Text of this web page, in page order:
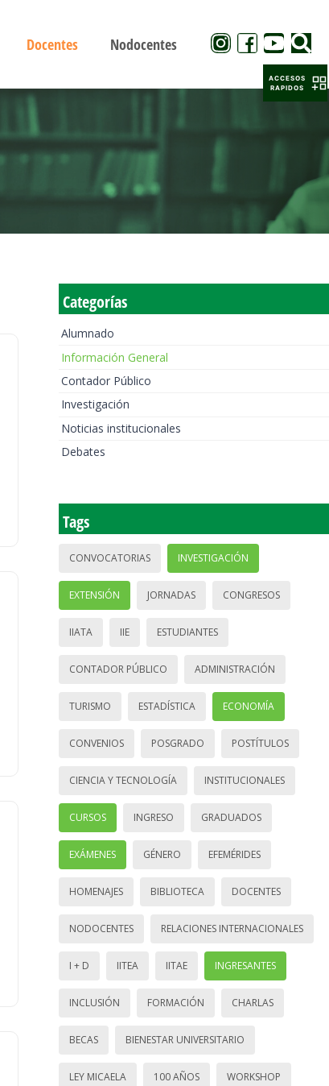
Docentes Nodocentes
Categorías
Alumnado
Información General
Contador Público
Investigación
Noticias institucionales
Debates
Tags
CONVOCATORIAS INVESTIGACIÓN
EXTENSIÓN JORNADAS CONGRESOS
IIATA IIE ESTUDIANTES
CONTADOR PÚBLICO ADMINISTRACIÓN
TURISMO ESTADÍSTICA ECONOMÍA
CONVENIOS POSGRADO POSTÍTULOS
CIENCIA Y TECNOLOGÍA INSTITUCIONALES
CURSOS INGRESO GRADUADOS
EXÁMENES GÉNERO EFEMÉRIDES
HOMENAJES BIBLIOTECA DOCENTES
NODOCENTES RELACIONES INTERNACIONALES
I + D IITEA IITAE INGRESANTES
INCLUSIÓN FORMACIÓN CHARLAS
BECAS BIENESTAR UNIVERSITARIO
LEY MICAELA 100 AÑOS WORKSHOP
ACCESOS
RAPIDOS